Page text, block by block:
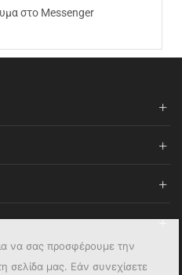
στο Messenger
να σας προσφέρουμε την
σελίδα μας. Εάν συνεχίσετε